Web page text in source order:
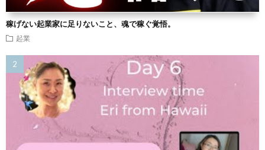
稼げない起業家に足りないこと、魂で稼ぐ覚悟。
起業